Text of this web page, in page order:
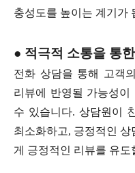
충성도를 높이는 계기가
● 적극적 소통을 통
전화 상담을 통해 고객
리뷰에 반영될 가능성
수 있습니다. 상담원이
최소화하고, 긍정적인
게 긍정적인 리뷰를 유도